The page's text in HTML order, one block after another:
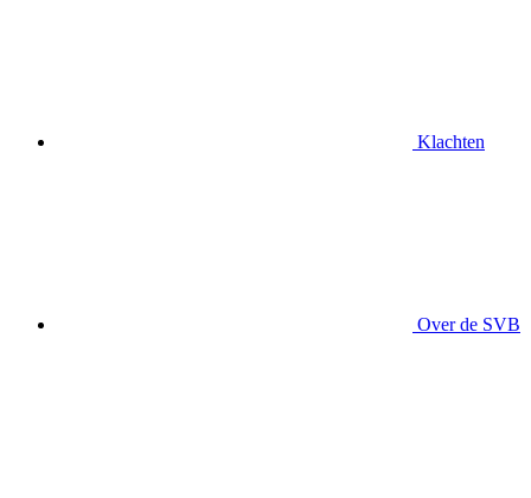
Klachten
Over de SVB